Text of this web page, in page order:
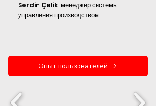
Serdin Çelik, менеджер системы
управления производством
Опыт пользователей